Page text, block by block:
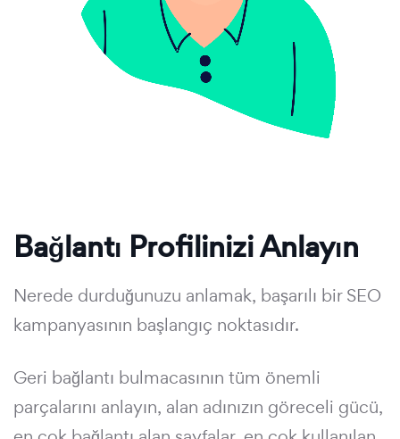
Bağlantı Profilinizi Anlayın
Nerede durduğunuzu anlamak, başarılı bir SEO
kampanyasının başlangıç noktasıdır.
Geri bağlantı bulmacasının tüm önemli
parçalarını anlayın, alan adınızın göreceli gücü,